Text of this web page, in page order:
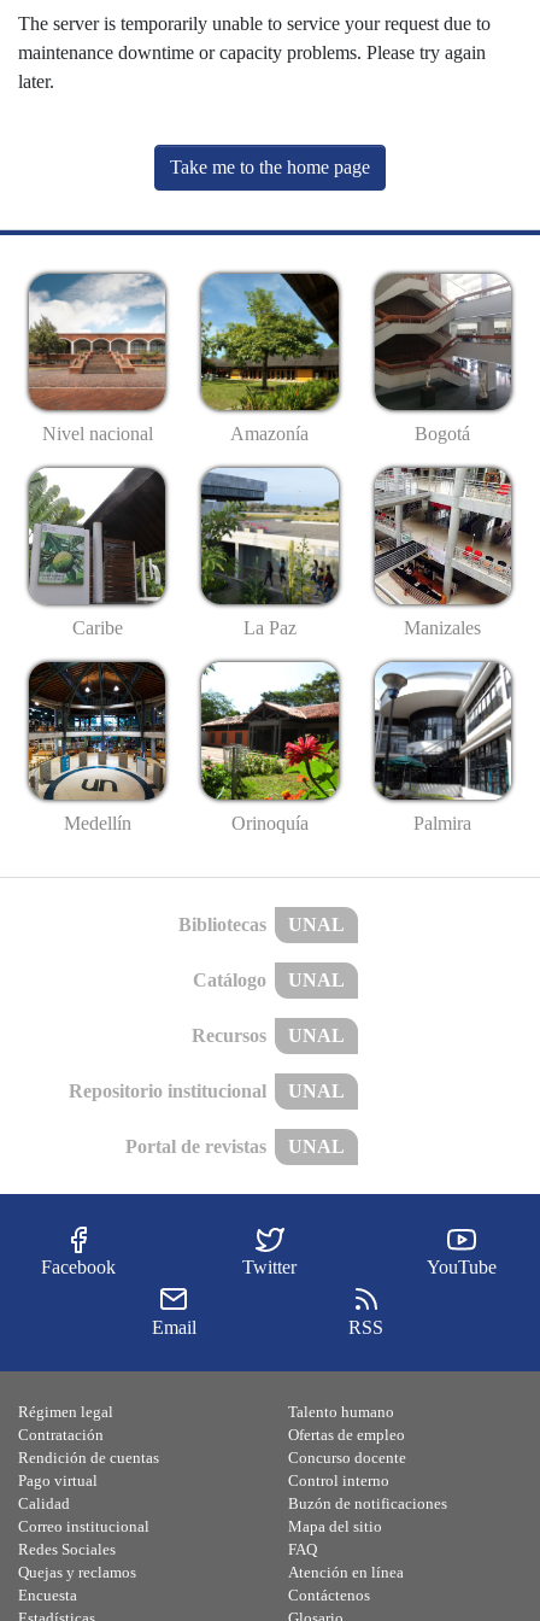
The server is temporarily unable to service your request due to
maintenance downtime or capacity problems. Please try again
later.
Take me to the home page
Nivel nacional Amazonía Bogotá
Caribe La Paz Manizales
Medellín Orinoquía Palmira
Bibliotecas UNAL
Catálogo UNAL
Recursos UNAL
Repositorio institucional UNAL
Portal de revistas UNAL
Facebook Twitter YouTube
Email RSS
Régimen legal
Contratación
Rendición de cuentas
Pago virtual
Calidad
Talento humano
Ofertas de empleo
Concurso docente
Control interno
Buzón de notificaciones
Correo institucional
Redes Sociales
Quejas y reclamos
Encuesta
Mapa del sitio
FAQ
Atención en línea
Contáctenos